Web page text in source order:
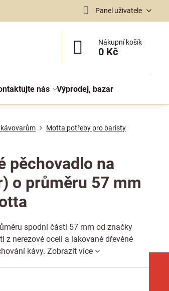
Panel uživatele
Nákupní košík
0 Kč
nás Výprodej, bazar
Motta potřeby pro baristy
pěchovadlo na
o průměru 57 mm
spodní části 57 mm od značky
z nerezové oceli a lakované dřevěné
kávy.Zobrazit více